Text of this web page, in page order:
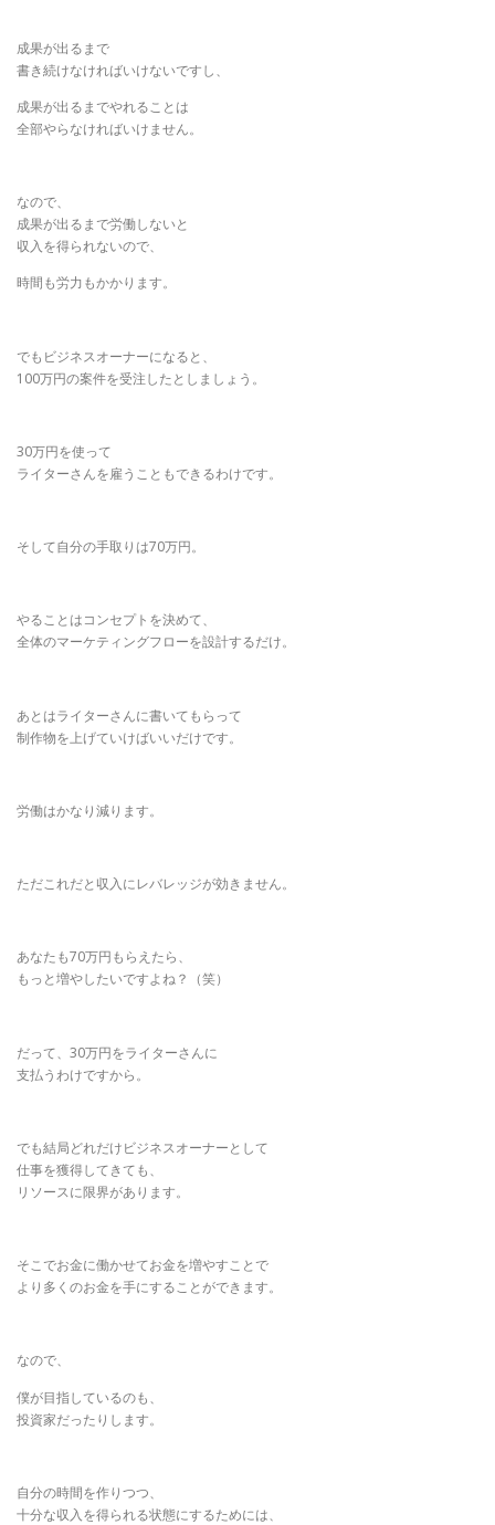
成果が出るまで
書き続けなければいけないですし、
成果が出るまでやれることは
全部やらなければいけません。
なので、
成果が出るまで労働しないと
収入を得られないので、
時間も労力もかかります。
でもビジネスオーナーになると、
100万円の案件を受注したとしましょう。
30万円を使って
ライターさんを雇うこともできるわけです。
そして自分の手取りは70万円。
やることはコンセプトを決めて、
全体のマーケティングフローを設計するだけ。
あとはライターさんに書いてもらって
制作物を上げていけばいいだけです。
労働はかなり減ります。
ただこれだと収入にレバレッジが効きません。
あなたも70万円もらえたら、
もっと増やしたいですよね？（笑）
だって、30万円をライターさんに
支払うわけですから。
でも結局どれだけビジネスオーナーとして
仕事を獲得してきても、
リソースに限界があります。
そこでお金に働かせてお金を増やすことで
より多くのお金を手にすることができます。
なので、
僕が目指しているのも、
投資家だったりします。
自分の時間を作りつつ、
十分な収入を得られる状態にするためには、